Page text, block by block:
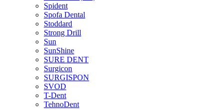
Spident
Spofa Dental
Stoddard
Strong Drill
Sun
SunShine
SURE DENT
Surgicon
SURGISPON
SVOD
T-Dent
TehnoDent